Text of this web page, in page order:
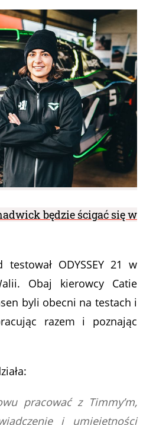
będzie ścigać się w
ODYSSEY 21 w
Obaj kierowcy Catie
byli obecni na testach i
razem i poznając
pracować z Timmy’m,
i umiejętności